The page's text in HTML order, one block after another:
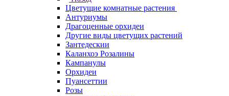
Цветущие комнатные растения
Антуриумы
Драгоценные орхидеи
Другие виды цветущих растений
Зантедескии
Каланхоэ Розалины
Кампанулы
Орхидеи
Пуансеттии
Розы